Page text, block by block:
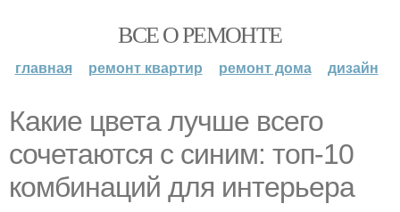
ВСЕ О РЕМОНТЕ
главная ремонт квартир ремонт дома дизайн
Какие цвета лучше всего
сочетаются с синим: топ-10
комбинаций для интерьера